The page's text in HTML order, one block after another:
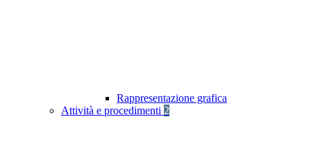
Rappresentazione grafica
Attività e procedimenti 2